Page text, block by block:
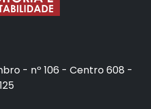
- nº 106 - Centro 608 -